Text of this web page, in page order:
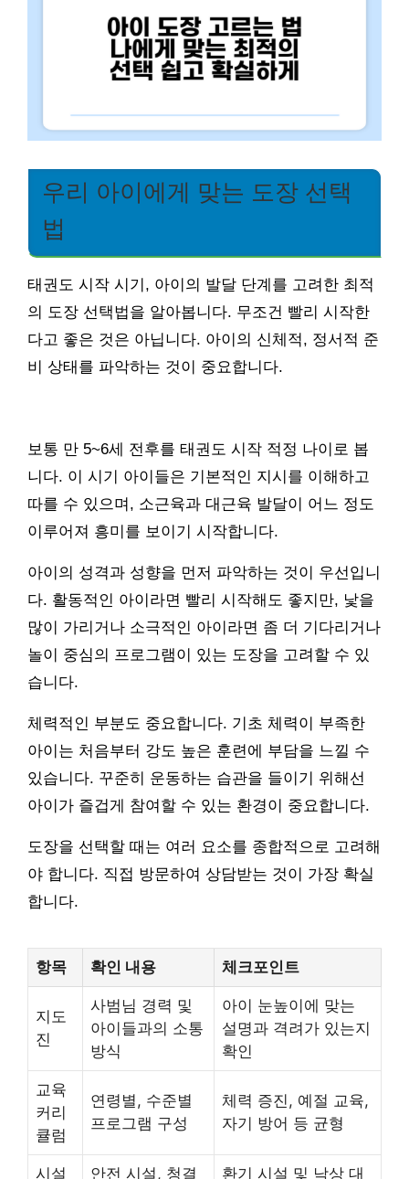
우리 아이에게 맞는 도장 선택
법
태권도 시작 시기, 아이의 발달 단계를 고려한 최적
의 도장 선택법을 알아봅니다. 무조건 빨리 시작한
다고 좋은 것은 아닙니다. 아이의 신체적, 정서적 준
비 상태를 파악하는 것이 중요합니다.
보통 만 5~6세 전후를 태권도 시작 적정 나이로 봅
니다. 이 시기 아이들은 기본적인 지시를 이해하고
따를 수 있으며, 소근육과 대근육 발달이 어느 정도
이루어져 흥미를 보이기 시작합니다.
아이의 성격과 성향을 먼저 파악하는 것이 우선입니
다. 활동적인 아이라면 빨리 시작해도 좋지만, 낯을
많이 가리거나 소극적인 아이라면 좀 더 기다리거나
놀이 중심의 프로그램이 있는 도장을 고려할 수 있
습니다.
체력적인 부분도 중요합니다. 기초 체력이 부족한
아이는 처음부터 강도 높은 훈련에 부담을 느낄 수
있습니다. 꾸준히 운동하는 습관을 들이기 위해선
아이가 즐겁게 참여할 수 있는 환경이 중요합니다.
도장을 선택할 때는 여러 요소를 종합적으로 고려해
야 합니다. 직접 방문하여 상담받는 것이 가장 확실
합니다.
항목 확인 내용 체크포인트
지도
진
사범님 경력 및
아이들과의 소통
방식
아이 눈높이에 맞는
설명과 격려가 있는지
확인
교육
커리
큘럼
연령별, 수준별
프로그램 구성
체력 증진, 예절 교육,
자기 방어 등 균형
시설 안전 시설, 청결 환기 시설 및 낙상 대